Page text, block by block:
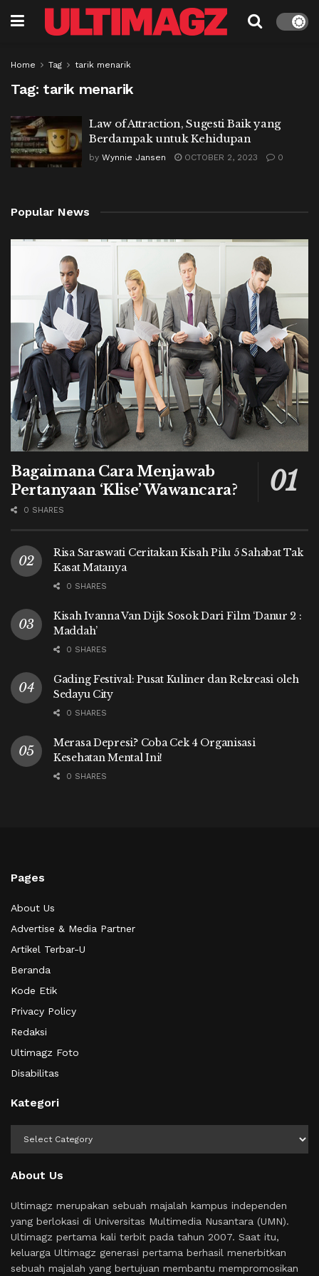
Home Tag tarik menarik
Tag: tarik menarik
Law of Attraction, Sugesti Baik yang
Berdampak untuk Kehidupan
by Wynnie Jansen OCTOBER 2, 2023 0
Popular News
Bagaimana Cara Menjawab
Pertanyaan ‘Klise’ Wawancara?
0 SHARES
Risa Saraswati Ceritakan Kisah Pilu 5 Sahabat Tak
Kasat Matanya
0 SHARES
Kisah Ivanna Van Dijk Sosok Dari Film ‘Danur 2 :
Maddah’
0 SHARES
Gading Festival: Pusat Kuliner dan Rekreasi oleh
Sedayu City
0 SHARES
Merasa Depresi? Coba Cek 4 Organisasi
Kesehatan Mental Ini!
0 SHARES
Pages
About Us
Advertise & Media Partner
Artikel Terbar-U
Beranda
Kode Etik
Privacy Policy
Redaksi
Ultimagz Foto
Disabilitas
Kategori
About Us
Ultimagz merupakan sebuah majalah kampus independen
yang berlokasi di Universitas Multimedia Nusantara (UMN).
Ultimagz pertama kali terbit pada tahun 2007. Saat itu,
keluarga Ultimagz generasi pertama berhasil menerbitkan
sebuah majalah yang bertujuan membantu mempromosikan